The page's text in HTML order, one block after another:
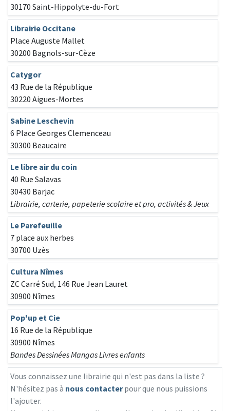
30170 Saint-Hippolyte-du-Fort
Librairie Occitane
Place Auguste Mallet
30200 Bagnols-sur-Cèze
Catygor
43 Rue de la République
30220 Aigues-Mortes
Sabine Leschevin
6 Place Georges Clemenceau
30300 Beaucaire
Le libre air du coin
40 Rue Salavas
30430 Barjac
Librairie, carterie, papeterie scolaire et pro, activités & Jeux
Le Parefeuille
7 place aux herbes
30700 Uzès
Cultura Nîmes
ZC Carré Sud, 146 Rue Jean Lauret
30900 Nîmes
Pop'up et Cie
16 Rue de la République
30900 Nîmes
Bandes Dessinées Mangas Livres enfants
Vous connaissez une librairie qui n'est pas dans la liste ?
N'hésitez pas à nous contacterpour que nous puissions
l'ajouter.